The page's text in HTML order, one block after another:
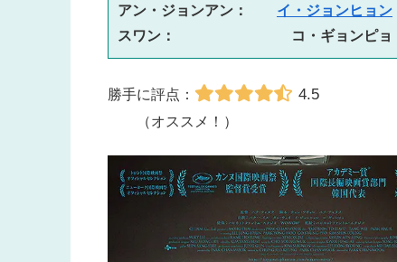
アン・ジョンアン： イ・ジョンヒョン
スワン：　　　　　　　　コ・ギョンピョ
勝手に評点： 4.5
（オススメ！）